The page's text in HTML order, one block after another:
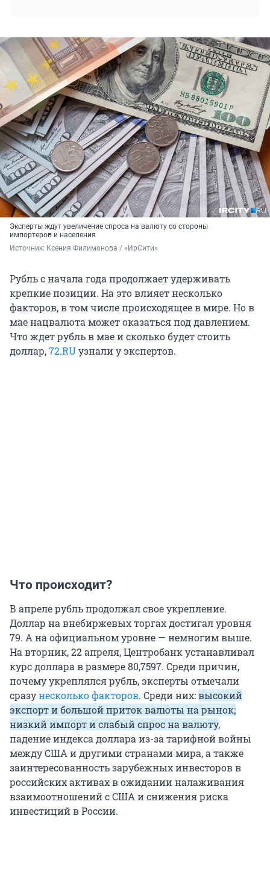
Эксперты ждут увеличение спроса на валюту со стороны
импортеров и населения
Источник: Ксения Филимонова / «ИрСити»
Рубль с начала года продолжает удерживать
крепкие позиции. На это влияет несколько
факторов, в том числе происходящее в мире. Но в
мае нацвалюта может оказаться под давлением.
Что ждет рубль в мае и сколько будет стоить
доллар,72.RUузнали у экспертов.
Что происходит?
В апреле рубль продолжал свое укрепление.
Доллар на внебиржевых торгах достигал уровня
79. А на официальном уровне — немногим выше.
На вторник, 22 апреля, Центробанк устанавливал
курс доллара в размере 80,7597. Среди причин,
почему укреплялся рубль, эксперты отмечали
сразунесколько факторов. Среди них:высокий
экспорт и большой приток валюты на рынок;
низкий импорт и слабый спрос на валюту,
падение индекса доллара из-за тарифной войны
между США и другими странами мира, а также
заинтересованность зарубежных инвесторов в
российских активах в ожидании налаживания
взаимоотношений с США и снижения риска
инвестиций в России.